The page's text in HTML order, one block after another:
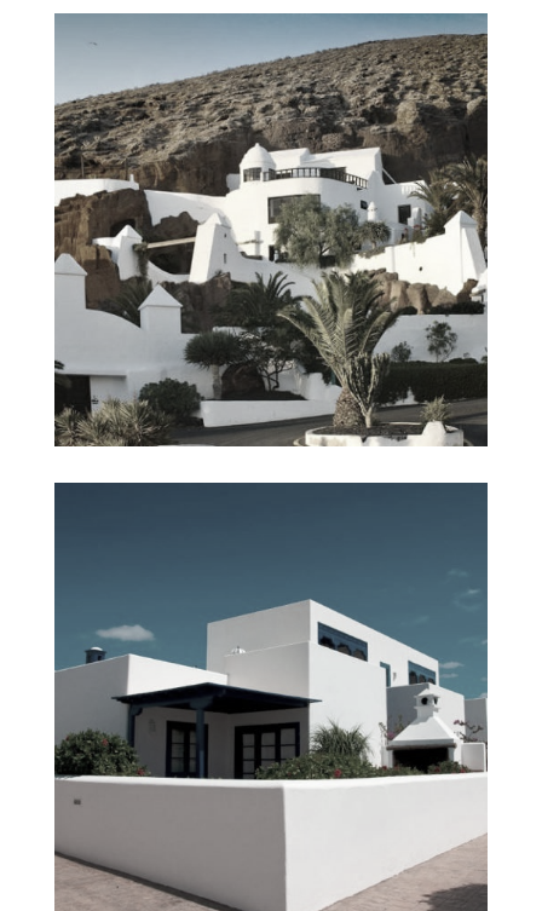
Choisissez votre langue
Anglais
Espagnol Français Allemand
En vous inscrivant à notre Newsletter, vos données personnelles seront
gérées conformément à notre Politique de Confidentialité.
Je suis d'accord
S'abonner